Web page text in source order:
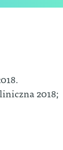
2018;